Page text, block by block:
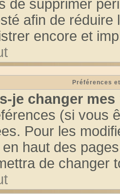
de supprimer
afin de
encore et
Préférences
je changer mes
(si vous
Pour les
haut des
de changer